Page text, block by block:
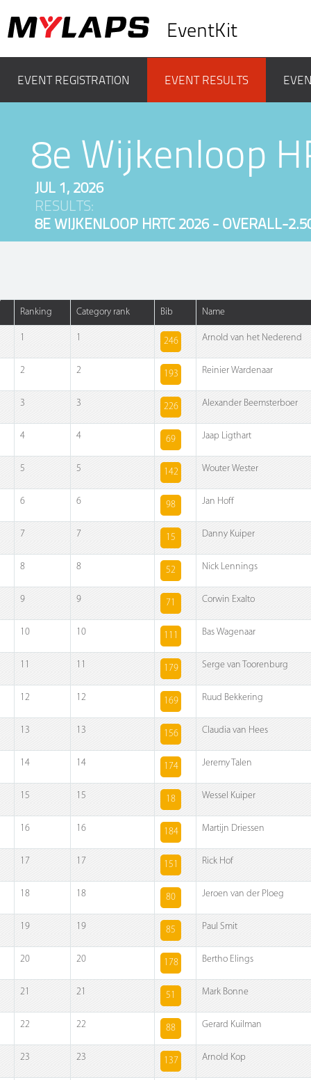
EventKit
EVENT REGISTRATION EVENT RESULTS
8e Wijkenloop
JUL 1, 2026
RESULTS:
8E WIJKENLOOP HRTC 2026 - OVERALL-
Ranking Category rank Bib Name
1 1 246 Arnold van het Nederend
2 2 193 Reinier Wardenaar
3 3 226 Alexander Beemsterboer
4 4 69 Jaap Ligthart
5 5 142 Wouter Wester
6 6 98 Jan Hoff
7 7 15 Danny Kuiper
8 8 52 Nick Lennings
9 9 71 Corwin Exalto
10 10 111 Bas Wagenaar
11 11 179 Serge van Toorenburg
12 12 169 Ruud Bekkering
13 13 156 Claudia van Hees
14 14 174 Jeremy Talen
15 15 18 Wessel Kuiper
16 16 184 Martijn Driessen
17 17 151 Rick Hof
18 18 80 Jeroen van der Ploeg
19 19 85 Paul Smit
20 20 178 Bertho Elings
21 21 51 Mark Bonne
22 22 88 Gerard Kuilman
23 23 137 Arnold Kop